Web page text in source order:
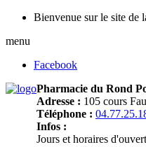
Bienvenue sur le site de
menu
Facebook
Pharmacie du Rond
Adresse : 105 cours
Téléphone :
Infos :
Jours et horaires